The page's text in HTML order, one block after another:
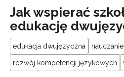
Jak wspierać
edukację
edukacja dwujęzyczna nauczanie
rozwój kompetencji językowych